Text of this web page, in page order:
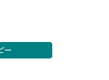
ー